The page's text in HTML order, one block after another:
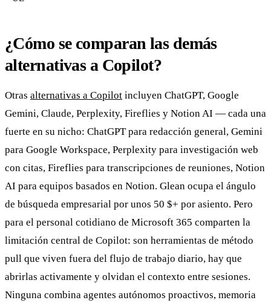
¿Cómo se comparan las demás
alternativas a Copilot?
Otras alternativas a Copilot incluyen ChatGPT, Google
Gemini, Claude, Perplexity, Fireflies y Notion AI — cada una
fuerte en su nicho: ChatGPT para redacción general, Gemini
para Google Workspace, Perplexity para investigación web
con citas, Fireflies para transcripciones de reuniones, Notion
AI para equipos basados en Notion. Glean ocupa el ángulo
de búsqueda empresarial por unos 50 $+ por asiento. Pero
para el personal cotidiano de Microsoft 365 comparten la
limitación central de Copilot: son herramientas de método
pull que viven fuera del flujo de trabajo diario, hay que
abrirlas activamente y olvidan el contexto entre sesiones.
Ninguna combina agentes autónomos proactivos, memoria